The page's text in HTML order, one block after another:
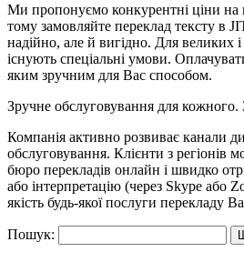
Ми пропонуємо конкурентні ціни на
тому замовляйте переклад тексту в
надійно, але й вигідно. Для великих і
існують спеціальні умови.
яким зручним для Вас способом.
Зручне обслуговування для кожного.
Компанія активно розвиває канали
обслуговування. Клієнти з регіонів
бюро перекладів онлайн і швидко
або інтерпретацію (через Skype або
якість будь-якої послуги перекладу
Пошук: